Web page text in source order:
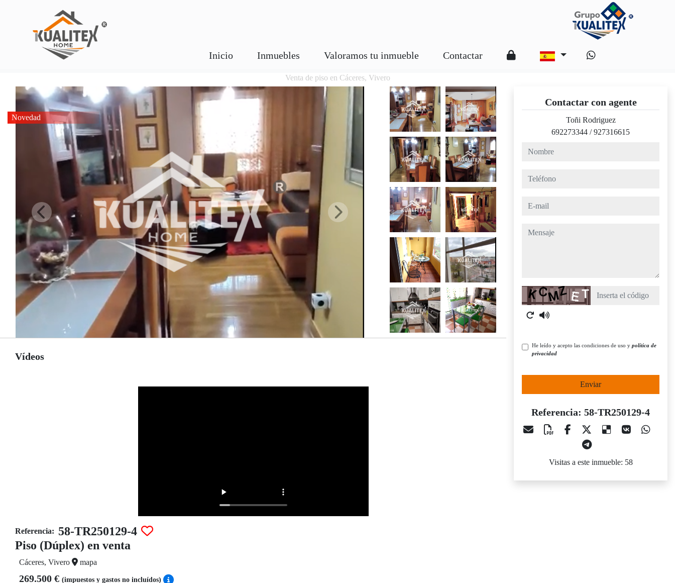
Inicio Inmuebles Valoramos tu inmueble Contactar
Venta de piso en Cáceres, Vivero
Novedad
Vídeos
Referencia: 58-TR250129-4
Piso (Dúplex) en venta
Cáceres, Vivero mapa
269.500 € (impuestos y gastos no incluídos)
Contactar con agente
Toñi Rodriguez
692273344 /927316615
nombre
teléfono
e-mail
mensaje
Captcha
He leído y acepto las condiciones de uso y política de
privacidad
Enviar
Referencia: 58-TR250129-4
Visitas a este inmueble: 58